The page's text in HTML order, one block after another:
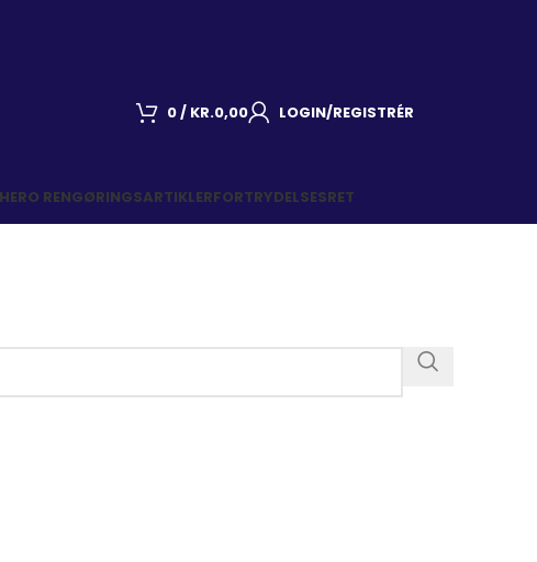
0/ KR.0,00 LOGIN/REGISTRÉR
RENGØRINGSARTIKLERFORTRYDELSESRET